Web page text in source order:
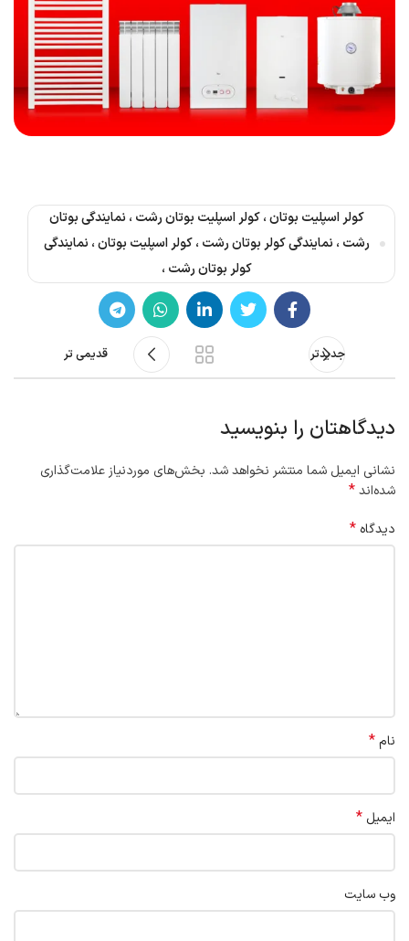
کولر اسپلیت بوتان ، کولر اسپلیت بوتان رشت ، نمایندگی بوتان
رشت ، نمایندگی کولر بوتان رشت ، کولر اسپلیت بوتان ، نمایندگی
کولر بوتان رشت ،
جدیدتر قدیمی تر
دیدگاهتان را بنویسید
نشانی ایمیل شما منتشر نخواهد شد. بخش‌های موردنیاز علامت‌گذاری
شده‌اند*
دیدگاه *
نام*
ایمیل *
وب‌ سایت